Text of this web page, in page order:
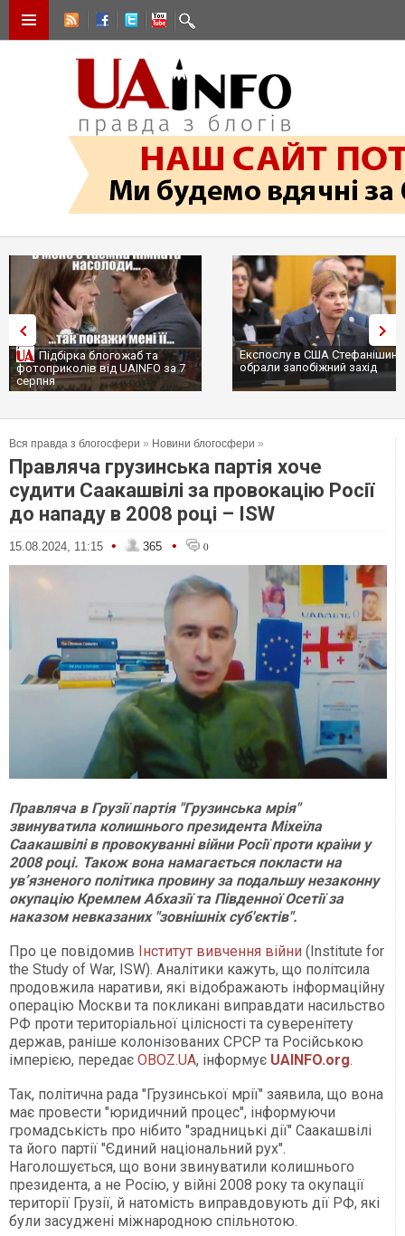
Підбірка блогожаб та
фотоприколів від UAINFO за 7
серпня
Експослу в США
обрали запобіжний захід
Вся правда з блогосфери » Новини блогосфери »
Правляча грузинська партія хоче
судити Саакашвілі за провокацію Росії
до нападу в 2008 році – ISW
15.08.2024, 11:15 • 365 • 0
Правляча в Грузії партія "Грузинська мрія"
звинуватила колишнього президента Міхеїла
Саакашвілі в провокуванні війни Росії проти країни у
2008 році. Також вона намагається покласти на
ув’язненого політика провину за подальшу незаконну
окупацію Кремлем Абхазії та Південної Осетії за
наказом невказаних "зовнішніх суб'єктів".
Про це повідомив Інститут вивчення війни (Institute for
the Study of War, ISW). Аналітики кажуть, що політсила
продовжила наративи, які відображають інформаційну
операцію Москви та покликані виправдати насильство
РФ проти територіальної цілісності та суверенітету
держав, раніше колонізованих СРСР та Російською
імперією, передає OBOZ.UA, інформує UAINFO.org.
Так, політична рада "Грузинської мрії" заявила, що вона
має провести "юридичний процес", інформуючи
громадськість про нібито "зрадницькі дії" Саакашвілі
та його партії "Єдиний національний рух".
Наголошується, що вони звинуватили колишнього
президента, а не Росію, у війні 2008 року та окупації
території Грузії, й натомість виправдовують дії РФ, які
були засуджені міжнародною спільнотою.